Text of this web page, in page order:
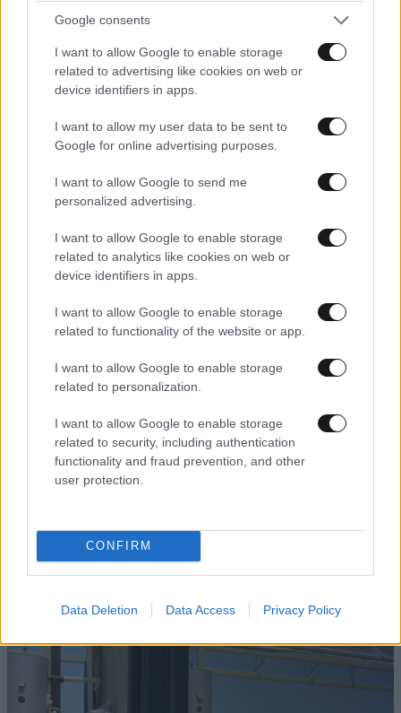
Google consents
I want to allow Google to enable storage
related to advertising like cookies on web or
device identifiers in apps.
I want to allow my user data to be sent to
Google for online advertising purposes.
I want to allow Google to send me
personalized advertising.
I want to allow Google to enable storage
related to analytics like cookies on web or
device identifiers in apps.
I want to allow Google to enable storage
related to functionality of the website or app.
I want to allow Google to enable storage
related to personalization.
I want to allow Google to enable storage
related to security, including authentication
functionality and fraud prevention, and other
user protection.
CONFIRM
Data Deletion Data Access Privacy Policy
Τεράστιος πύθωνας με πρησμένη κοιλιά
Αυτό ήταν το τελευταίο του γεύμα
ΠΡΟΛΗΨΗ & ΘΕΡΑΠΕΙΑ10·08·2026 08:31
Το μυαλό μπορεί να γυμναστεί, όπως ακριβώς
και οι μύες – Νευρολόγος εξηγεί πώς να
ενισχύσετε την υγεία του εγκεφάλου